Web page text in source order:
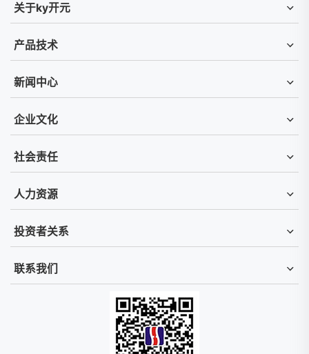
关于ky开元
产品技术
新闻中心
企业文化
社会责任
人力资源
投资者关系
联系我们